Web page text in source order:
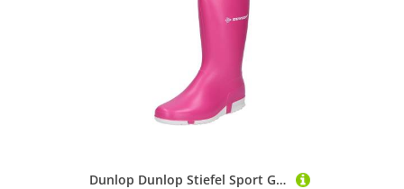
Dunlop Dunlop Stiefel Sport Gummistiefel